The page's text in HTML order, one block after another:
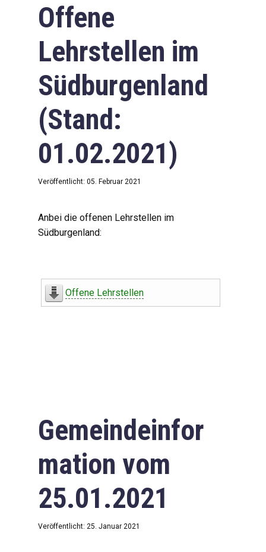
Offene
Lehrstellen im
Südburgenland
(Stand:
01.02.2021)
Veröffentlicht: 05. Februar 2021
Anbei die offenen Lehrstellen im
Südburgenland:
Offene Lehrstellen
Gemeindeinfor
mation vom
25.01.2021
Veröffentlicht: 25. Januar 2021